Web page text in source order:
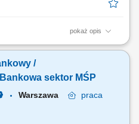
pokaż opis
z nimi długofalowych
Sprzedaż produktów
Operacyjna obsługa
/
sektor MŚP
Warszawa
praca